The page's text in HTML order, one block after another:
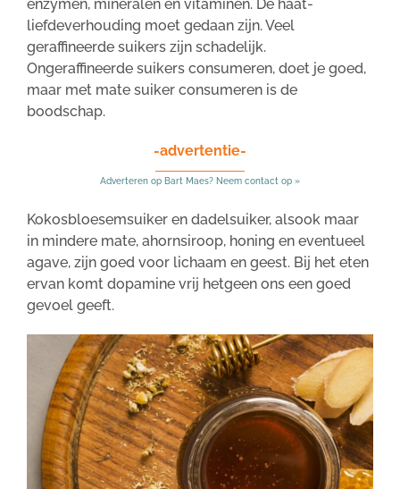
enzymen, mineralen en vitaminen. De haat-
liefdeverhouding moet gedaan zijn. Veel
geraffineerde suikers zijn schadelijk.
Ongeraffineerde suikers consumeren, doet je goed,
maar met mate suiker consumeren is de
boodschap.
-advertentie-
Adverteren op Bart Maes? Neem contact op »
Kokosbloesemsuiker en dadelsuiker, alsook maar
in mindere mate, ahornsiroop, honing en eventueel
agave, zijn goed voor lichaam en geest. Bij het eten
ervan komt dopamine vrij hetgeen ons een goed
gevoel geeft.